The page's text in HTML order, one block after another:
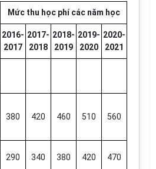
Mức thu học phí các năm học
2016-
2017
2017-
2018
2018-
2019
2019-
2020
2020-
2021
380 420 460 510 560
290 340 380 420 470